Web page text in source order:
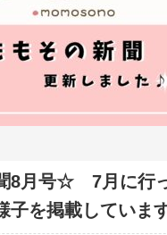
8月号☆ 7月に行
子を掲載していま